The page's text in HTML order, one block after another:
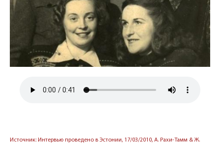
Источник: Интервью проведено в Эстонии, 17/03/2010, А. Рахи-Тамм & Ж.